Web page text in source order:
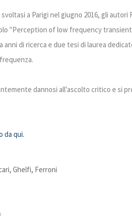
a Parigi nel giugno 2016, gli autori
"Perception of low frequency transient
di ricerca e due tesi di laurea
dannosi all'ascolto critico e si
da qui.
Ghelfi, Ferroni